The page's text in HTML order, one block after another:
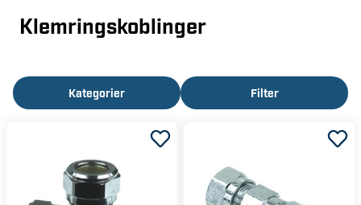
Klemringskoblinger
Kategorier Filter